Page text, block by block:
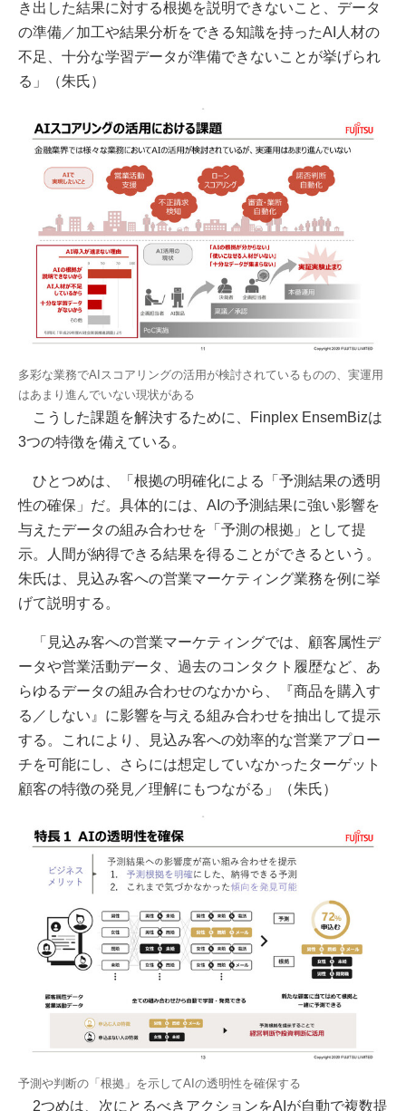
き出した結果に対する根拠を説明できないこと、データ
の準備／加工や結果分析をできる知識を持ったAI人材の
不足、十分な学習データが準備できないことが挙げられ
る」（朱氏）
多彩な業務でAIスコアリングの活用が検討されているものの、実運用
はあまり進んでいない現状がある
こうした課題を解決するために、Finplex EnsemBizは
3つの特徴を備えている。
ひとつめは、「根拠の明確化による「予測結果の透明
性の確保」だ。具体的には、AIの予測結果に強い影響を
与えたデータの組み合わせを「予測の根拠」として提
示。人間が納得できる結果を得ることができるという。
朱氏は、見込み客への営業マーケティング業務を例に挙
げて説明する。
「見込み客への営業マーケティングでは、顧客属性デ
ータや営業活動データ、過去のコンタクト履歴など、あ
らゆるデータの組み合わせのなかから、『商品を購入す
る／しない』に影響を与える組み合わせを抽出して提示
する。これにより、見込み客への効率的な営業アプロー
チを可能にし、さらには想定していなかったターゲット
顧客の特徴の発見／理解にもつながる」（朱氏）
予測や判断の「根拠」を示してAIの透明性を確保する
2つめは、次にとるべきアクションをAIが自動で複数提